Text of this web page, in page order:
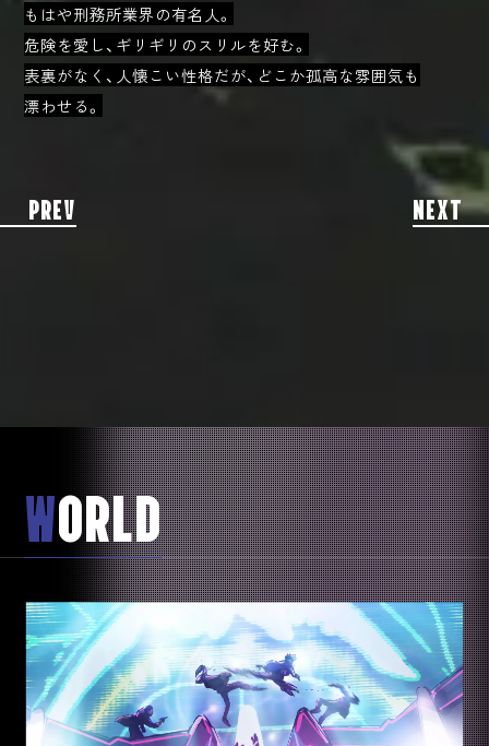
PREV NEXT
もはや刑務所業界の有名人。
危険を愛し、ギリギリのスリルを好む。
表裏がなく、人懐こい性格だが、どこか孤高な雰囲気も
漂わせる。
WORLD